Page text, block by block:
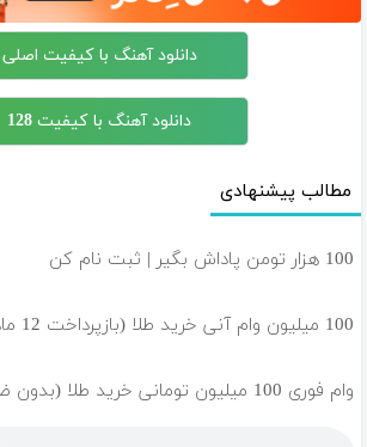
دانلود آهنگ با کیفیت اصلی
دانلود آهنگ با کیفیت 128
مطالب پیشنهادی
100 هزار تومن پاداش بگیر | ثبت نام کن
100 میلیون وام آنی خرید طلا (بازپرداخت 12 ماهه)
وام فوری 100 میلیون تومانی خرید طلا (بدون ضامن)